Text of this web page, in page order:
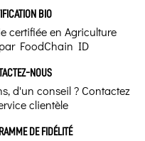
BIO
certifiée en Agriculture
FoodChain ID
NOUS
d'un conseil ? Contactez
clientèle
DE FIDÉLITÉ